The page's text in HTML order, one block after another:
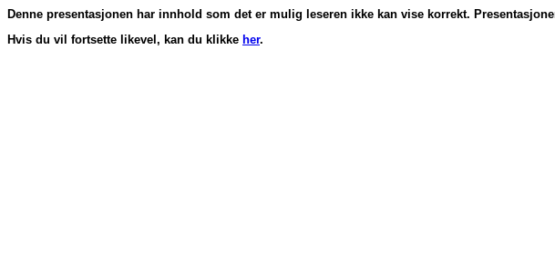
Denne presentasjonen har innhold som det er mulig leseren ikke kan vise korrekt.
Hvis du vil fortsette likevel, kan du klikke her.